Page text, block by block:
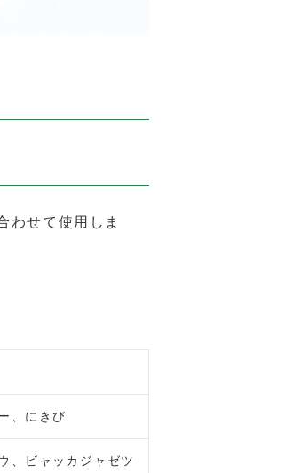
わせて使用しま
、にきび
、ビャッカジャゼツ